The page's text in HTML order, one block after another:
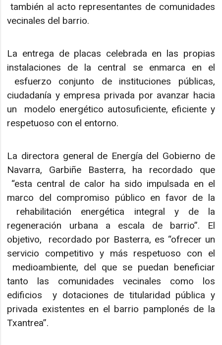
también al acto representantes de comunidades
vecinales del barrio.
La entrega de placas celebrada en las propias
instalaciones de la central se enmarca en el
esfuerzo conjunto de instituciones públicas,
ciudadanía y empresa privada por avanzar hacia
un modelo energético autosuficiente, eficiente y
respetuoso con el entorno.
La directora general de Energía del Gobierno de
Navarra, Garbiñe Basterra, ha recordado que
“esta central de calor ha sido impulsada en el
marco del compromiso público en favor de la
rehabilitación energética integral y de la
regeneración urbana a escala de barrio”. El
objetivo, recordado por Basterra, es “ofrecer un
servicio competitivo y más respetuoso con el
medioambiente, del que se puedan beneficiar
tanto las comunidades vecinales como los
edificios y dotaciones de titularidad pública y
privada existentes en el barrio pamplonés de la
Txantrea”.